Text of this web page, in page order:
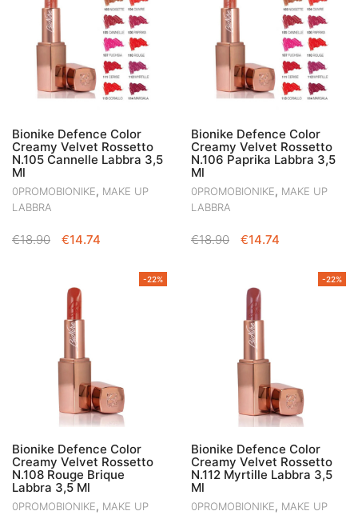
Bionike Defence Color
Creamy Velvet Rossetto
N.105 Cannelle Labbra 3,5
Ml
0PROMOBIONIKE, MAKE UP
LABBRA
€18.90
IL
ERA:
€18.90.
€14.74
ATTUALE
Bionike Defence Color
Creamy Velvet Rossetto
N.106 Paprika Labbra 3,5
Ml
0PROMOBIONIKE, MAKE UP
LABBRA
€18.90
IL
ERA:
€18.90.
€14.74
ATTUALE
-22%
Bionike Defence Color
Creamy Velvet Rossetto
N.108 Rouge Brique
Labbra 3,5 Ml
0PROMOBIONIKE, MAKE UP
-22%
Bionike Defence Color
Creamy Velvet Rossetto
N.112 Myrtille Labbra 3,5
Ml
0PROMOBIONIKE, MAKE UP